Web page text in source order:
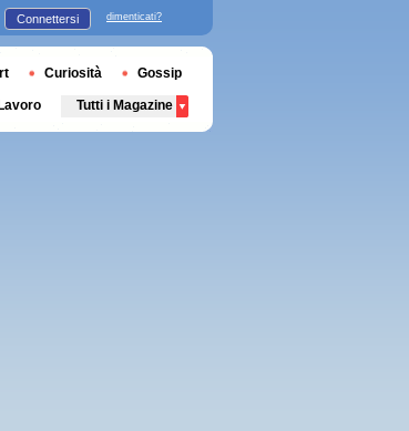
Connettersi dimenticati?
Curiosità Gossip
Lavoro Tutti i Magazine